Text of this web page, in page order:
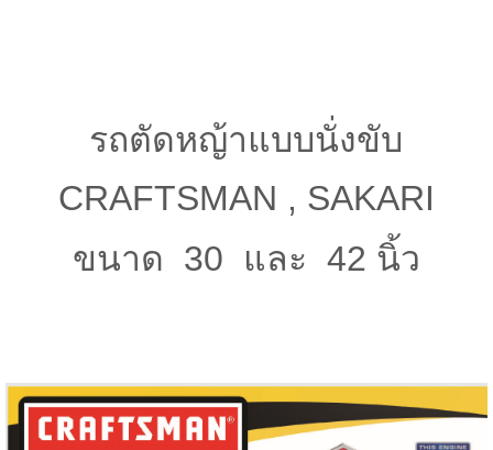
รถตัดหญ้าแบบนั่งขับ
CRAFTSMAN , SAKARI
ขนาด 30 และ 42 นิ้ว